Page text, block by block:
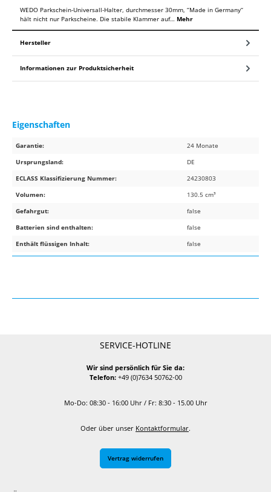
WEDO Parkschein-Universall-Halter, durchmesser 30mm, ‘‘Made in Germany‘‘
hält nicht nur Parkscheine. Die stabile Klammer auf… Mehr
Hersteller
Informationen zur Produktsicherheit
Eigenschaften
Garantie:
24 Monate
Ursprungsland:
DE
ECLASS Klassifizierung Nummer:
24230803
Volumen:
130.5 cm³
Gefahrgut:
false
Batterien sind enthalten:
false
Enthält flüssigen Inhalt:
false
SERVICE-HOTLINE
Wir sind persönlich für Sie da:
Telefon:+49 (0)7634 50762-00
Mo-Do: 08:30 - 16:00 Uhr / Fr: 8:30 - 15.00 Uhr
Oder über unser Kontaktformular.
Vertrag widerrufen